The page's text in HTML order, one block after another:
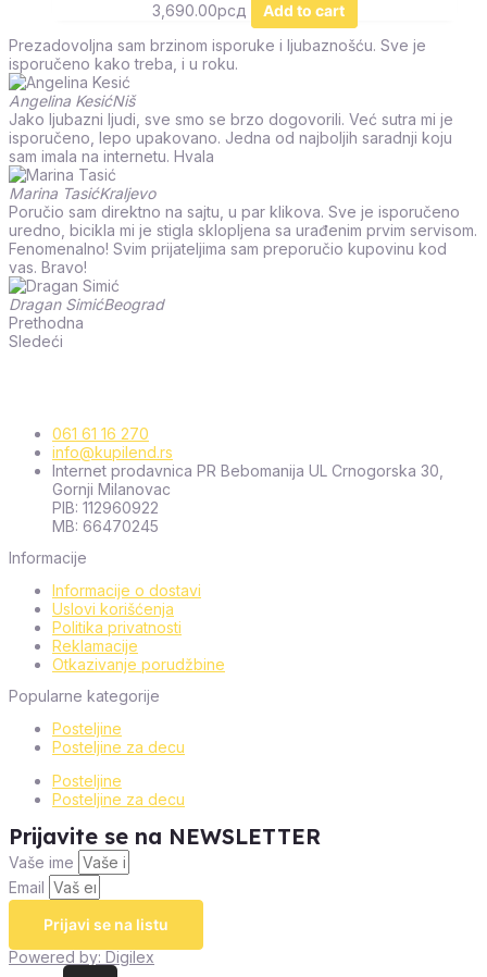
3,690.00рсд
Add to cart
Prezadovoljna sam brzinom isporuke i ljubaznošću. Sve je
isporučeno kako treba, i u roku.
Angelina KesićNiš
Jako ljubazni ljudi, sve smo se brzo dogovorili. Već sutra mi je
isporučeno, lepo upakovano. Jedna od najboljih saradnji koju
sam imala na internetu. Hvala
Marina TasićKraljevo
Poručio sam direktno na sajtu, u par klikova. Sve je isporučeno
uredno, bicikla mi je stigla sklopljena sa urađenim prvim servisom.
Fenomenalno! Svim prijateljima sam preporučio kupovinu kod
vas. Bravo!
Dragan SimićBeograd
Prethodna
Sledeći
061 61 16 270
info@kupilend.rs
Internet prodavnica PR Bebomanija UL Crnogorska 30,
Gornji Milanovac
PIB: 112960922
MB: 66470245
Informacije
Informacije o dostavi
Uslovi korišćenja
Politika privatnosti
Reklamacije
Otkazivanje porudžbine
Popularne kategorije
Posteljine
Posteljine za decu
Posteljine
Posteljine za decu
Prijavite se na NEWSLETTER
Vaše ime
Email
Prijavi se na listu
Powered by: Digilex